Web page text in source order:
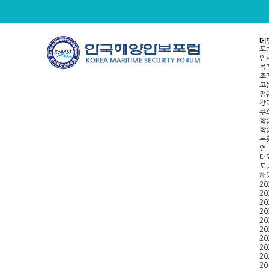
메
포
인
목
조
고
정
찾
주
학
학
논
연
대
포
해